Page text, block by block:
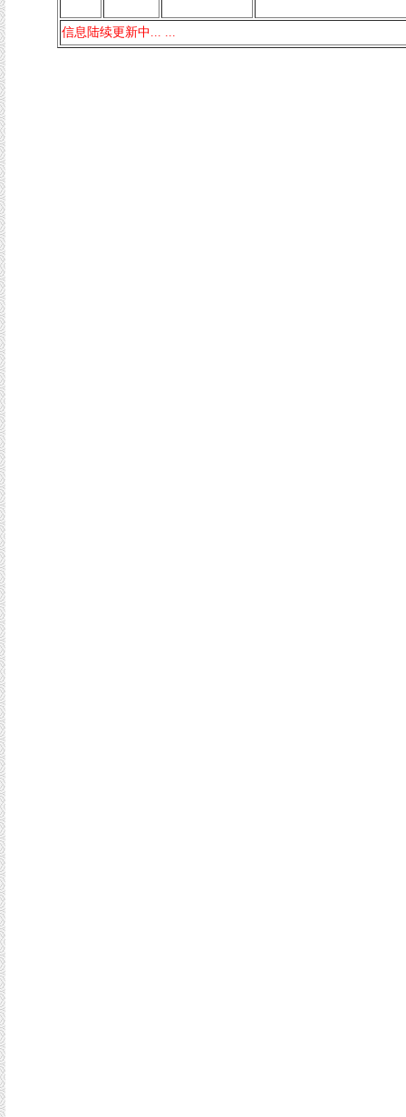
信息陆续更新中... ...